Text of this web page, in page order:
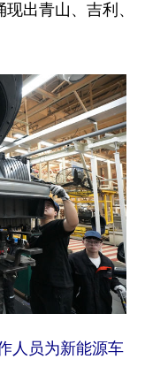
出青山、吉利、
人员为新能源车